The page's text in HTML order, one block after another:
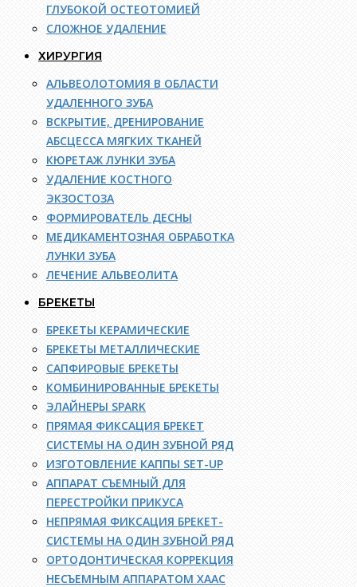
ГЛУБОКОЙ ОСТЕОТОМИЕЙ
СЛОЖНОЕ УДАЛЕНИЕ
ХИРУРГИЯ
АЛЬВЕОЛОТОМИЯ В ОБЛАСТИ
УДАЛЕННОГО ЗУБА
ВСКРЫТИЕ, ДРЕНИРОВАНИЕ
АБСЦЕССА МЯГКИХ ТКАНЕЙ
КЮРЕТАЖ ЛУНКИ ЗУБА
УДАЛЕНИЕ КОСТНОГО
ЭКЗОСТОЗА
ФОРМИРОВАТЕЛЬ ДЕСНЫ
МЕДИКАМЕНТОЗНАЯ ОБРАБОТКА
ЛУНКИ ЗУБА
ЛЕЧЕНИЕ АЛЬВЕОЛИТА
БРЕКЕТЫ
БРЕКЕТЫ КЕРАМИЧЕСКИЕ
БРЕКЕТЫ МЕТАЛЛИЧЕСКИЕ
САПФИРОВЫЕ БРЕКЕТЫ
КОМБИНИРОВАННЫЕ БРЕКЕТЫ
ЭЛАЙНЕРЫ SPARK
ПРЯМАЯ ФИКСАЦИЯ БРЕКЕТ
СИСТЕМЫ НА ОДИН ЗУБНОЙ РЯД
ИЗГОТОВЛЕНИЕ КАППЫ SET-UP
АППАРАТ СЪЕМНЫЙ ДЛЯ
ПЕРЕСТРОЙКИ ПРИКУСА
НЕПРЯМАЯ ФИКСАЦИЯ БРЕКЕТ-
СИСТЕМЫ НА ОДИН ЗУБНОЙ РЯД
ОРТОДОНТИЧЕСКАЯ КОРРЕКЦИЯ
НЕСЪЕМНЫМ АППАРАТОМ ХААС